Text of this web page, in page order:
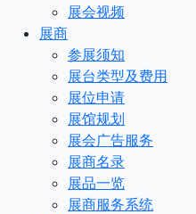
展会视频
展商
参展须知
展台类型及费用
展位申请
展馆规划
展会广告服务
展商名录
展品一览
展商服务系统